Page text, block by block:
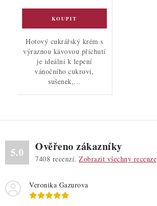
Hotový cukrářský krém s
výraznou kávovou příchutí
je ideální k lepení
vánočního cukroví,
sušenek,...
5.0 Ověřeno zákazníky
7408 recenzí. Zobrazit všechny recenze
Veronika Gazurova